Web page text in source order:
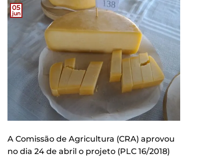
05
jun
A Comissão de Agricultura (CRA) aprovou
no dia 24 de abril o projeto (PLC 16/2018)